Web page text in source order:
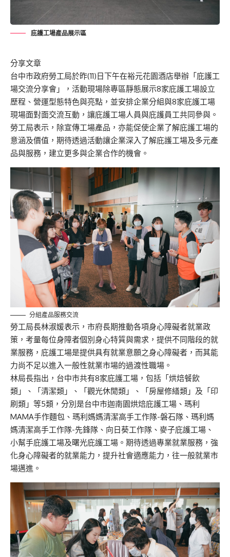
庇護工場產品展示區
分享文章
台中市政府勞工局於昨(11)日下午在裕元花園酒店舉辦「庇護工
場交流分享會」，活動現場除專區靜態展示8家庇護工場設立
歷程、營運型態特色與亮點，並安排企業分組與8家庇護工場
現場面對面交流互動，讓庇護工場人員與庇護員工共同參與。
勞工局表示，除宣傳工場產品，亦能促使企業了解庇護工場的
意涵及價值，期待透過活動讓企業深入了解庇護工場及多元產
品與服務，建立更多與企業合作的機會。
分組產品服務交流
勞工局長林淑媛表示，市府長期推動各項身心障礙者就業政
策，考量每位身障者個別身心特質與需求，提供不同階段的就
業服務，庇護工場是提供具有就業意願之身心障礙者，而其能
力尚不足以進入一般性就業市場的過渡性職場。
林局長指出，台中市共有8家庇護工場，包括「烘焙餐飲
類」、「清潔類」、「觀光休閒類」、「房屋修繕類」及「印
刷類」等5類，分別是台中市迦南園烘焙庇護工場、瑪利
MAMA手作麵包、瑪利媽媽清潔高手工作隊-磐石隊、瑪利媽
媽清潔高手工作隊-先鋒隊、向日葵工作隊、麥子庇護工場、
小幫手庇護工場及曙光庇護工場。期待透過專業就業服務，強
化身心障礙者的就業能力，提升社會適應能力，往一般就業市
場邁進。